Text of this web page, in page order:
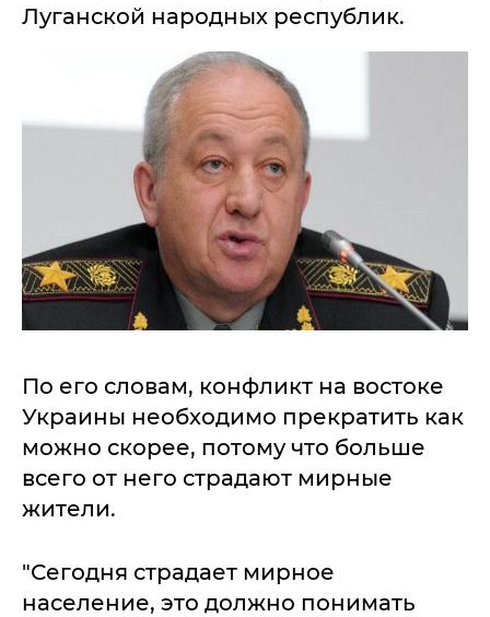
Луганской народных республик.
По его словам, конфликт на востоке
Украины необходимо прекратить как
можно скорее, потому что больше
всего от него страдают мирные
жители.
"Сегодня страдает мирное
население, это должно понимать